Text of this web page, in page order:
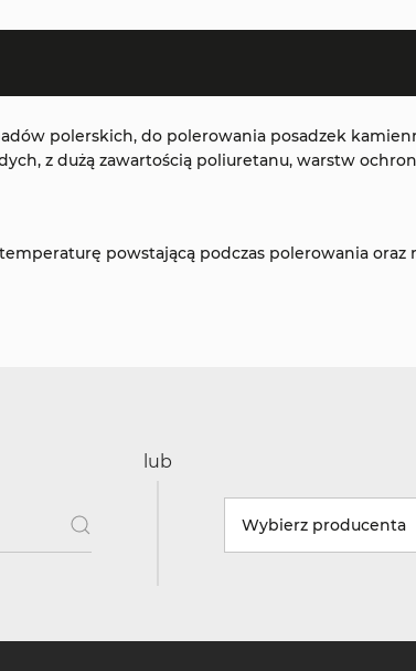
polerskich, do polerowania posadzek
z dużą zawartością poliuretanu, warstw
powstającą podczas polerowania
lub
Wybierz producenta